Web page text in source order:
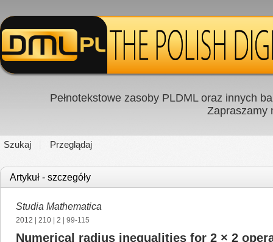
Pełnotekstowe zasoby PLDML oraz innych
Zapraszamy
Szukaj Przeglądaj
Artykuł - szczegóły
Studia Mathematica
2012 210 2 | 99-115
Numerical radius inequalities for 2 × 2